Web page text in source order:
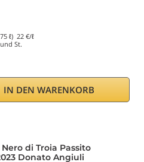
ℓ) 22 €/ℓ
St.
IN DEN WARENKORB
di Troia Passito
Donato Angiuli